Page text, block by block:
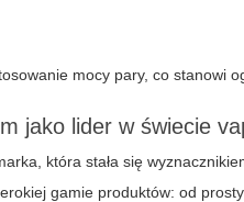
mocy pary, co stanowi
jako lider w świecie
która stała się
gamie produktów: od